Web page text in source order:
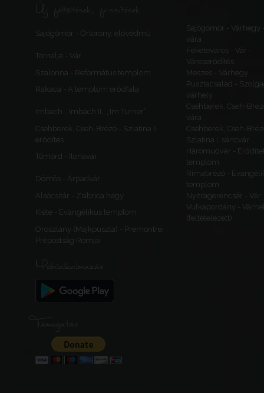
Új feltöltések, frissítések
Sajógömör - Őrtorony, elővédmű
Sajógömör - Várhegy
vára
Tornalja - Vár
Feketeváros - Vár -
Városerődítés
Szalonna - Református templom
Meszes - Várhegy
Rakaca - A templom erődfala
Pusztacsalád -
várhely
Imbach - Imbach II., „Im Turner”
Csehberek, Cseh-
vára
Csehberek, Cseh-Brézó - Szlatina II.
erődítés
Csehberek, Cseh-
Szlatina I. sáncvár
Tömörd - Ilonavár
Háromudvar -
templom
Dömös - Árpádvár
Rimabrézó -
templom
Alsócsitár - Zsibrica hegy
Nyitragerencsér - Vár
Kiéte - Evangélikus templom
Vulkapordány -
(feltételezett)
Oroszlány (Majkpuszta) - Premontrei
Prépostság Romjai
Mobilalkalmazás
Támogatás